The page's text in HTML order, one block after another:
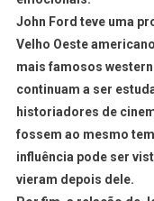
John Ford teve uma
Velho Oeste
mais famosos
continuam a ser
historiadores de
fossem ao mesmo
influência pode ser
vieram depois dele.